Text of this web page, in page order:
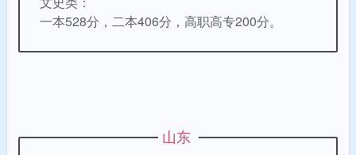
一本528分，二本406分，高职高专200分。
山东